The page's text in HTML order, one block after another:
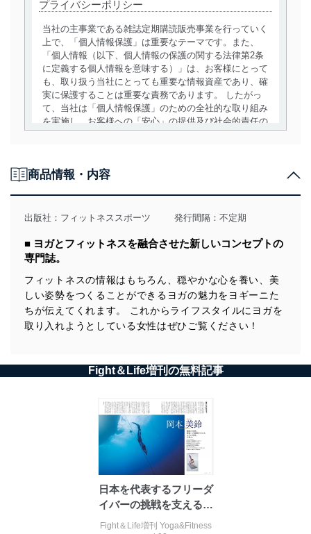
プライバシーポリシー
当社の主事業である雑誌定期購読販売事業を行っていく
上で、「個人情報保護」は重要なテーマです。また、
「個人情報（以下、個人情報の保護の関する法律第2条
に定義する個人情報を意味する）」は、お客様にとって
も、取り扱う当社にとっても重要な情報資産であり、確
実に保護することは重要な責務であります。 したがっ
て、当社は「個人情報保護」のための全社的な取り組み
を実施し、お客様への「安心」の提供及び社会的責任の
用目的を明確にし、本人の同意を得たうえで利用目的の
達成に必要な範囲内で適法かつ公正な手段によって取
得・利用・提供を行います。また、当社が保有している
個人情報は、同意を得ずに目的外利用、第三者への提
供・開示は行いません。当社においてはこれらの取り組
みを確実にするため、従業者等の教育を徹底してまいり
ます。また、目的外利用を行わないために、適切な管理
措置を講じます。
法令遵守
に、これらの法令及びその他の規範を常に適合させま
す。
個人情報の安全管理措置
当社は、個人情報の正確性及び安全性を確保するため
に、下記セキュリティ対策をはじめとする安全対策を実
施し、個人情報の漏えい、滅失またはき損の防止及び是
正に努めます。
アクセス制御
個人データを取り扱うことのできる機器及び当該
の不要なアクセスを防止しています。
商品情報・内容
出版社： フィットネススポーツ 発行間隔：不定期
■ ヨガとフィットネスを融合させた新しいコンセプトの
専門誌。
フィットネスの情報はもちろん、穏やかな心を養い、美
しい姿勢をつくることができるヨガの魅力をヨギーニた
ちが伝えてくれます。 これからライフスタイルにヨガを
取り入れようとしている女性はぜひご覧ください！
Fight＆Life増刊の無料記事
日本を代表するフリーダ
イバーの挑戦を支えるヨ
ガの呼吸
Fight＆Life増刊 Yoga&Fitness